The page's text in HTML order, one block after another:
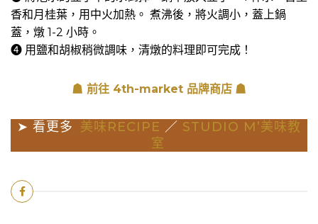
香和月桂葉，用中火加熱。 煮沸後，將火調小，蓋上鍋
蓋，燉 1-2 小時。
➍ 用鹽和胡椒稍微調味，清燉的料理即可完成！
☗ 前往 4th-market 品牌商店 ☗
➤ 看更多 美味RECIPE ／ STUDIO M’美味教
室